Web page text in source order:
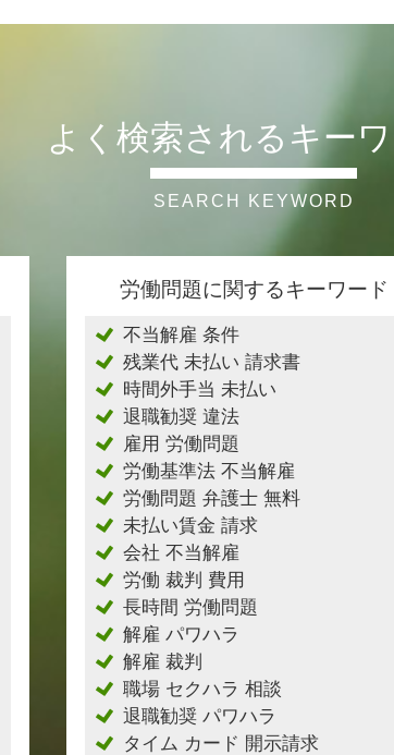
よく検索されるキー
労働問題に関するキーワード
不当解雇 条件
残業代 未払い 請求書
時間外手当 未払い
退職勧奨 違法
雇用 労働問題
労働基準法 不当解雇
労働問題 弁護士 無料
未払い賃金 請求
会社 不当解雇
労働 裁判 費用
長時間 労働問題
解雇 パワハラ
解雇 裁判
職場 セクハラ 相談
退職勧奨 パワハラ
タイム カード 開示請求